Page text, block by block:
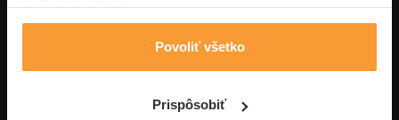
Povoliť všetko
Prispôsobiť
Volajte pon-pia: 09:00–17:00 hod
0850 100 101
Napíšte nám